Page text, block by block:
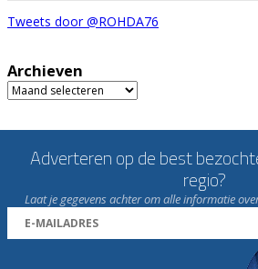
Tweets door @ROHDA76
Archieven
Archieven
Adverteren op de best
regio?
Laat je gegevens achter om alle informatie